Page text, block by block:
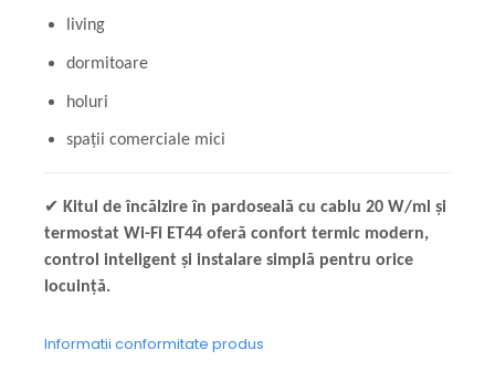
living
dormitoare
holuri
spații comerciale mici
✔ Kitul de încălzire în pardoseală cu cablu 20 W/ml și
termostat Wi-Fi ET44 oferă confort termic modern,
control inteligent și instalare simplă pentru orice
locuință.
Informatii conformitate produs